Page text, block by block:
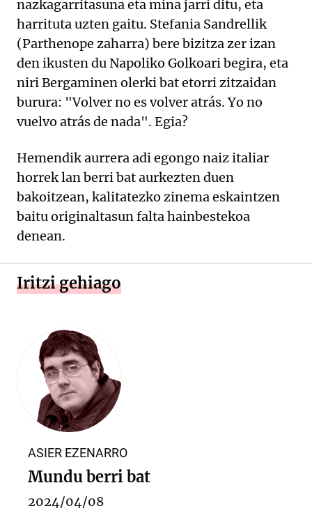
nazkagarritasuna eta mina jarri ditu, eta
harrituta uzten gaitu. Stefania Sandrellik
(Parthenope zaharra) bere bizitza zer izan
den ikusten du Napoliko Golkoari begira, eta
niri Bergaminen olerki bat etorri zitzaidan
burura: "Volver no es volver atrás. Yo no
vuelvo atrás de nada". Egia?
Hemendik aurrera adi egongo naiz italiar
horrek lan berri bat aurkezten duen
bakoitzean, kalitatezko zinema eskaintzen
baitu originaltasun falta hainbestekoa
denean.
Iritzi gehiago
ASIER EZENARRO
Mundu berri bat
2024/04/08